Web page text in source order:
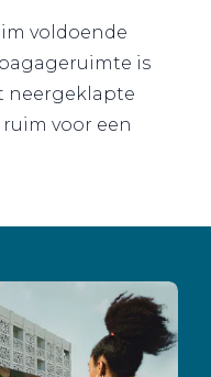
voldoende
is
neergeklapte
voor een